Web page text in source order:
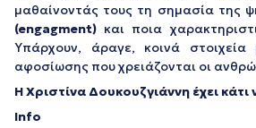
μαθαίνοντάς τους τη σημασία της
(engagment) και ποια
Υπάρχουν, άραγε, κοινά
αφοσίωσης που χρειάζονται οι
Η Χριστίνα Δουκουζγιάννη έχει κάτι
Info